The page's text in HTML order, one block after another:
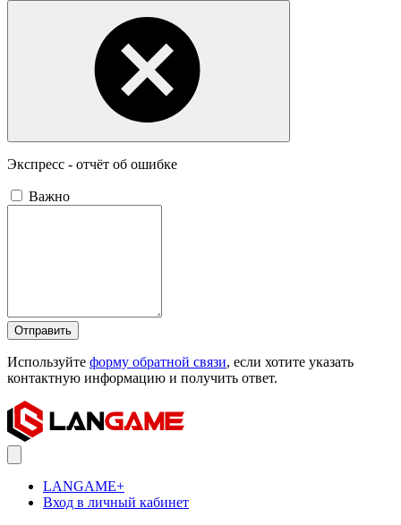
Экспресс - отчёт об ошибке
Важно
Отправить
Используйте форму обратной связи, если хотите указать
контактную информацию и получить ответ.
LANGAME+
Вход в личный кабинет